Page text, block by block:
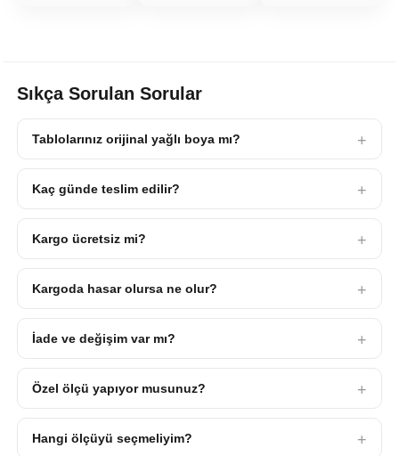
Sıkça Sorulan Sorular
Tablolarınız orijinal yağlı boya mı?
Kaç günde teslim edilir?
Kargo ücretsiz mi?
Kargoda hasar olursa ne olur?
İade ve değişim var mı?
Özel ölçü yapıyor musunuz?
Hangi ölçüyü seçmeliyim?